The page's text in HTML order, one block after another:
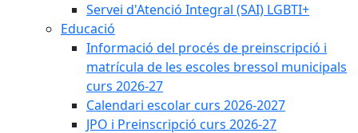
Servei d'Atenció Integral (SAI) LGBTI+
Educació
Informació del procés de preinscripció i
matrícula de les escoles bressol municipals
curs 2026-27
Calendari escolar curs 2026-2027
JPO i Preinscripció curs 2026-27